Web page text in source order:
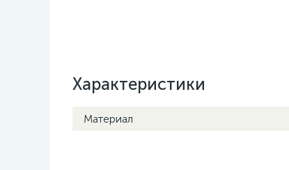
Характеристики
Материал